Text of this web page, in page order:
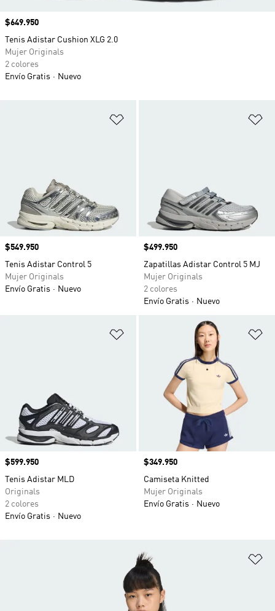
Precio
$549.950
Tenis Adistar Control 5
Mujer Originals
Envío Gratis
Nuevo
Precio
$499.950
Zapatillas Adistar Control 5 MJ
Mujer Originals
2 colores
Envío Gratis
Nuevo
Añadir a la lista de deseos
Precio
$599.950
Tenis Adistar MLD
Originals
2 colores
Envío Gratis
Nuevo
Precio
$349.950
Camiseta Knitted
Mujer Originals
Envío Gratis
Nuevo
Precio
$649.950
Tenis Adistar Cushion XLG 2.0
Mujer Originals
2 colores
Envío Gratis
Nuevo